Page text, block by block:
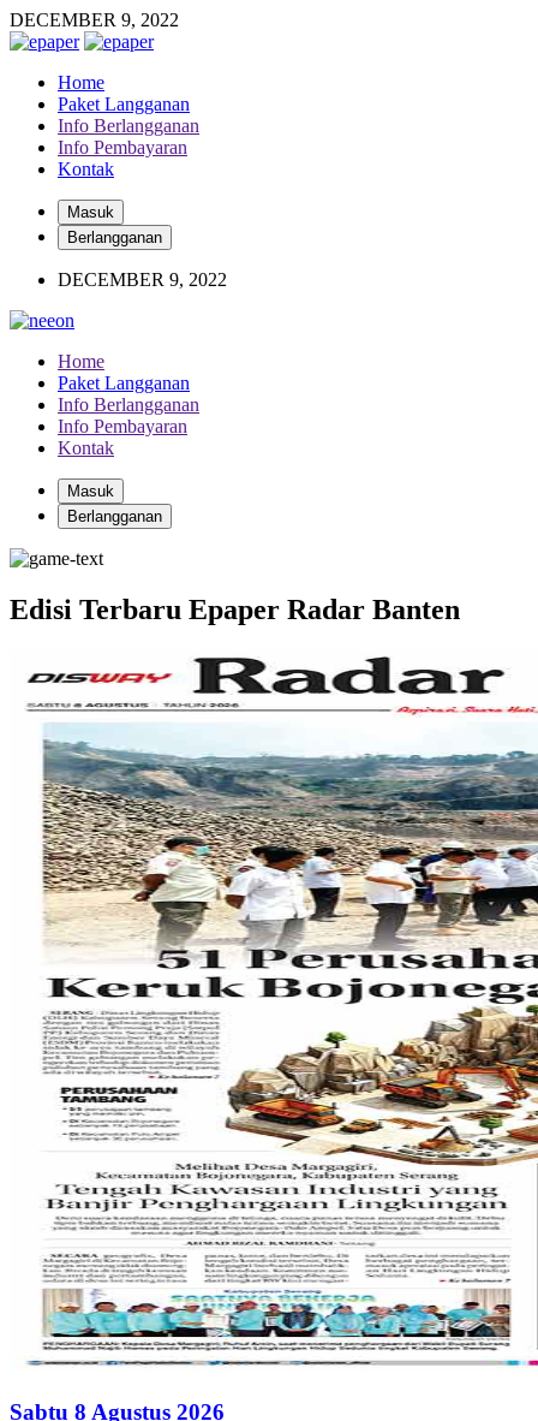
DECEMBER 9, 2022
Home
Paket Langganan
Info Berlangganan
Info Pembayaran
Kontak
Masuk
Berlangganan
DECEMBER 9, 2022
Home
Paket Langganan
Info Berlangganan
Info Pembayaran
Kontak
Masuk
Berlangganan
Edisi Terbaru Epaper Radar Banten
Sabtu 8 Agustus 2026